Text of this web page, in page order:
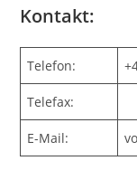
Kontakt:
Telefon:
Telefax:
E-Mail: